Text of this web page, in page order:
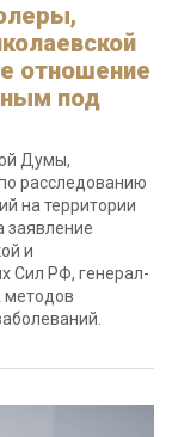
отношение
под
Думы,
расследованию
на территории
заявление
и
Сил РФ, генерал-
методов